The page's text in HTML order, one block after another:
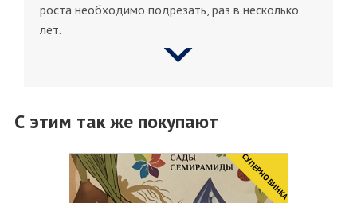
роста необходимо подрезать, раз в несколько
лет.
С этим так же покупают
CУПЕРНОВИНКА